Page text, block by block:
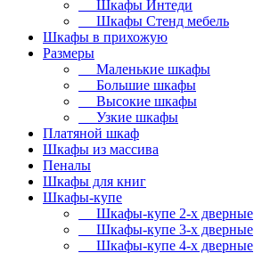
Шкафы Интеди
Шкафы Стенд мебель
Шкафы в прихожую
Размеры
Маленькие шкафы
Большие шкафы
Высокие шкафы
Узкие шкафы
Платяной шкаф
Шкафы из массива
Пеналы
Шкафы для книг
Шкафы-купе
Шкафы-купе 2-х дверные
Шкафы-купе 3-х дверные
Шкафы-купе 4-х дверные